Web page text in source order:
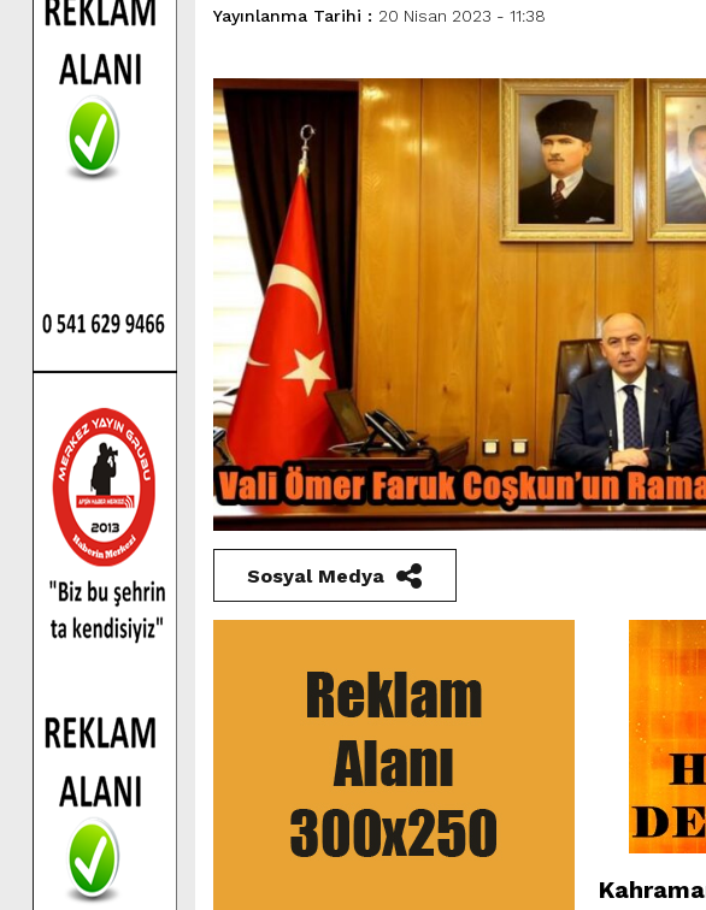
Yayınlanma Tarihi : 20 Nisan 2023 - 11:38
Sosyal Medya